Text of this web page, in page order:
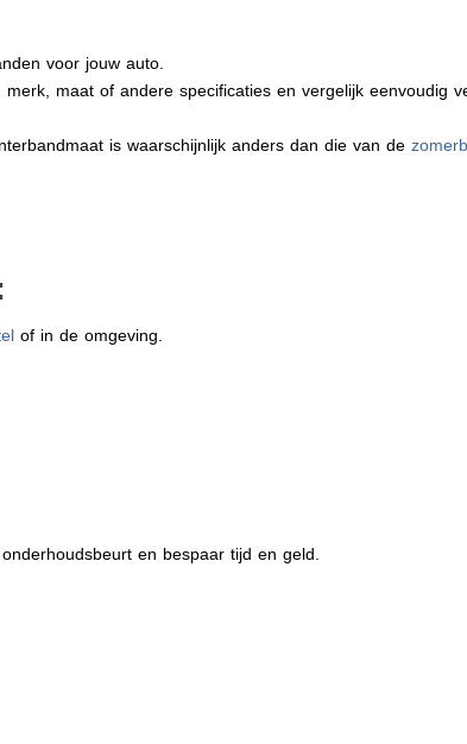
voor jouw auto.
maat of andere specificaties en vergelijk eenvoudig
is waarschijnlijk anders dan die van de
of in de omgeving.
en bespaar tijd en geld.